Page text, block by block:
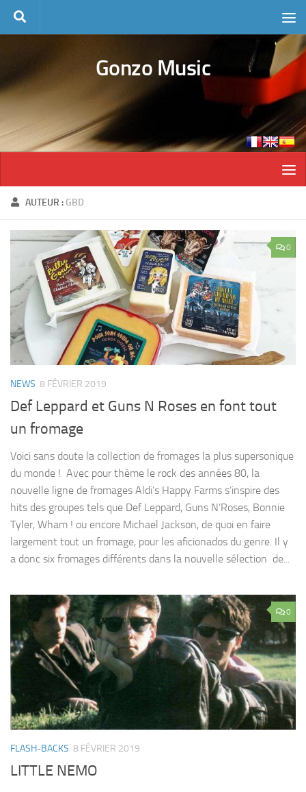
Skip to content
Gonzo Music
AUTEUR : GBD
0
NEWS 8 FÉVRIER 2019
Def Leppard et Guns N Roses en font tout
un fromage
Voici sans doute la collection de fromages la plus supersonique
du monde ! Avec pour thème le rock des années 80, la
nouvelle ligne de fromages Aldi’s Happy Farms s’inspire des
hits des groupes tels que Def Leppard, Guns N’Roses, Bonnie
Tyler, Wham ! ou encore Michael Jackson, de quoi en faire
largement tout un fromage, pour les aficionados du genre. Il y
a donc six fromages différents dans la nouvelle sélection de...
0
FLASH-BACKS 8 FÉVRIER 2019
LITTLE NEMO